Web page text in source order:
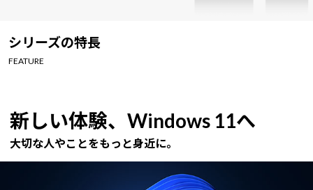
シリーズの特長
FEATURE
新しい体験、Windows 11へ
大切な人やことをもっと身近に。